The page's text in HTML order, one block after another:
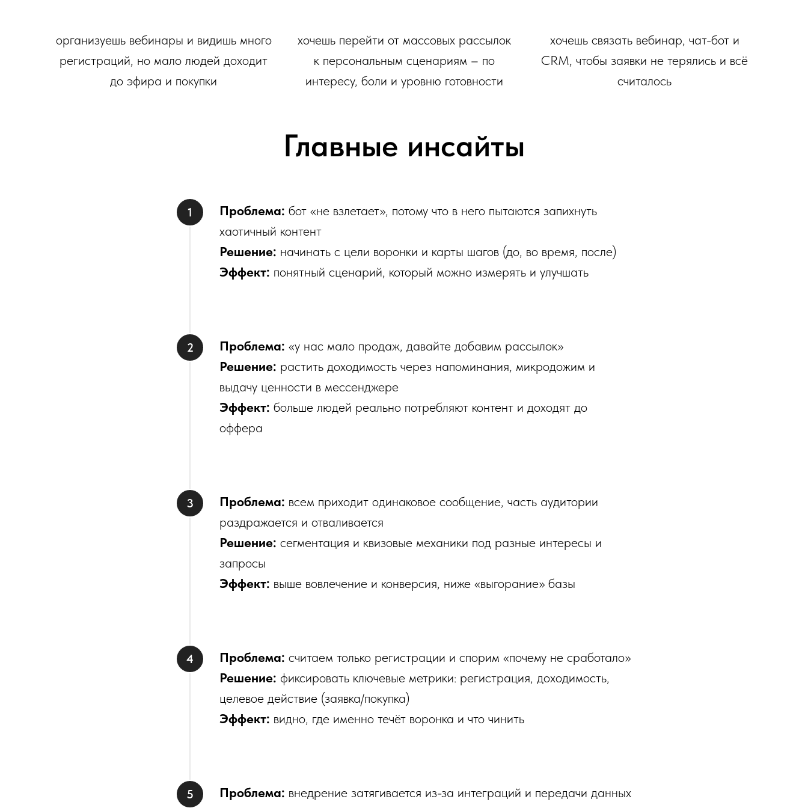
организуешь вебинары и видишь много
регистраций, но мало людей доходит
до эфира и покупки
хочешь перейти от массовых рассылок
к персональным сценариям – по
интересу, боли и уровню готовности
хочешь связать вебинар, чат-бот и
CRM, чтобы заявки не терялись и всё
считалось
Главные инсайты
Проблема: бот «не взлетает», потому что в него пытаются запихнуть
хаотичный контент
Решение: начинать с цели воронки и карты шагов (до, во время, после)
Эффект: понятный сценарий, который можно измерять и улучшать
Проблема: «у нас мало продаж, давайте добавим рассылок»
Решение: растить доходимость через напоминания, микродожим и
выдачу ценности в мессенджере
Эффект: больше людей реально потребляют контент и доходят до
оффера
Проблема: всем приходит одинаковое сообщение, часть аудитории
раздражается и отваливается
Решение: сегментация и квизовые механики под разные интересы и
запросы
Эффект: выше вовлечение и конверсия, ниже «выгорание» базы
Проблема: считаем только регистрации и спорим «почему не сработало»
Решение: фиксировать ключевые метрики: регистрация, доходимость,
целевое действие (заявка/покупка)
Эффект: видно, где именно течёт воронка и что чинить
Проблема: внедрение затягивается из-за интеграций и передачи данных